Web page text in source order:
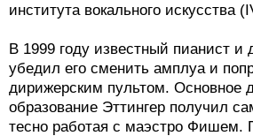
института вокального искусства
В 1999 году известный пианист
убедил его сменить амплуа и
дирижерским пультом. Основное
образование Эттингер получил
тесно работая с маэстро Фишем.